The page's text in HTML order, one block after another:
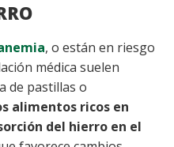
, o están en riesgo
médica suelen
de pastillas o
alimentos ricos en
del hierro en el